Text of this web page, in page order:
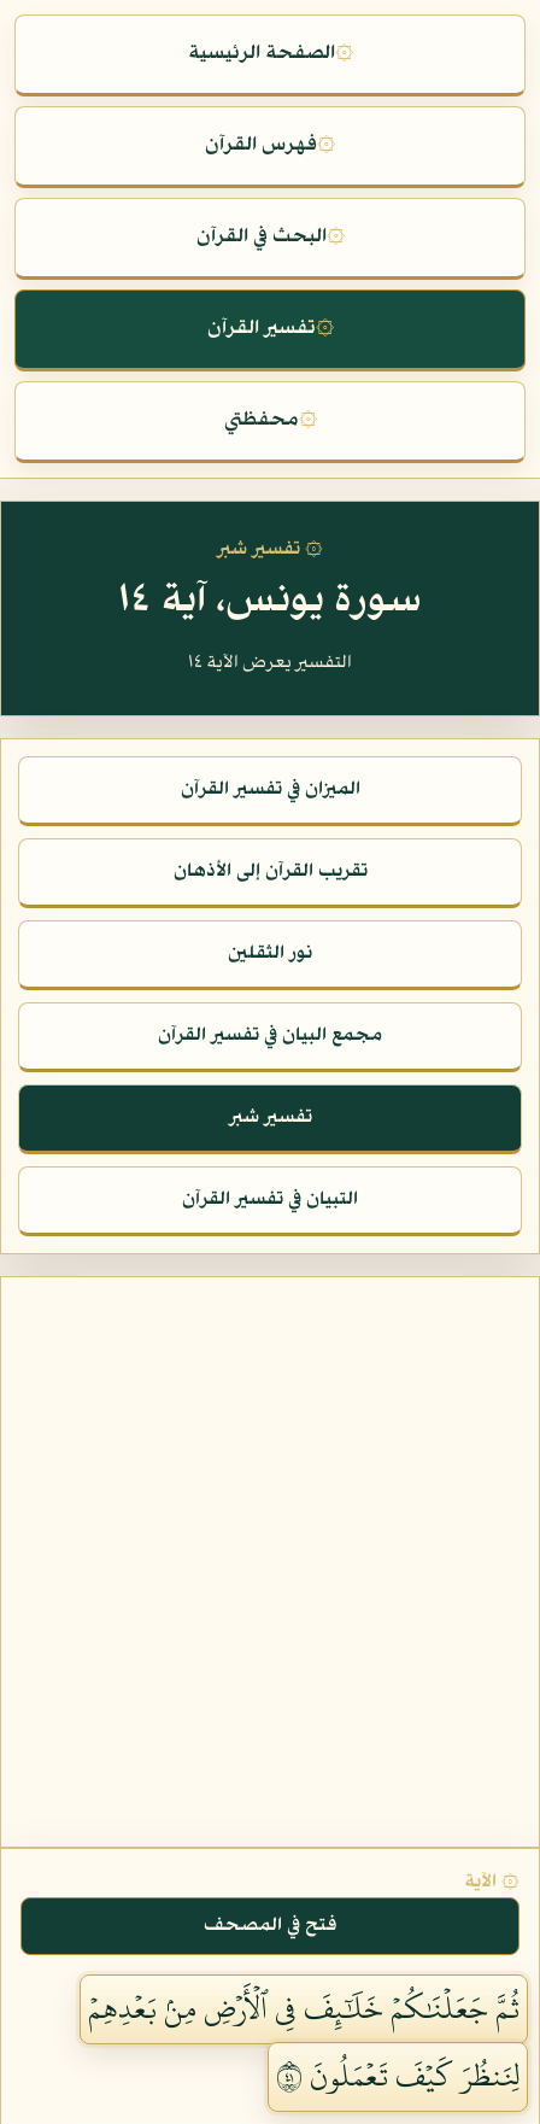
۞الصفحة الرئيسية
۞فهرس القرآن
۞البحث في القرآن
۞تفسير القرآن
۞محفظتي
۞ تفسير شبر
سورة يونس، آية ١٤
التفسير يعرض الآية ١٤
الميزان في تفسير القرآن
تقريب القرآن إلى الأذهان
نور الثقلين
مجمع البيان في تفسير القرآن
تفسير شبر
التبيان في تفسير القرآن
۞ الآية
فتح في المصحف
ثُمَّ جَعَلۡنَٰكُمۡ خَلَٰٓئِفَ فِي ٱلۡأَرۡضِ مِنۢ بَعۡدِهِمۡ
لِنَنظُرَ كَيۡفَ تَعۡمَلُونَ ١٤